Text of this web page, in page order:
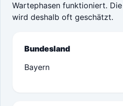
Wartephasen funktioniert.
wird deshalb oft geschätzt.
Bundesland
Bayern